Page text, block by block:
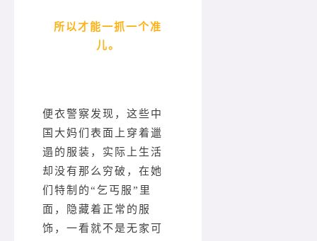
所以才能一抓一个准
儿。
便衣警察发现，这些中
国大妈们表面上穿着邋
遢的服装，实际上生活
却没有那么穷破，在她
们特制的“乞丐服”里
面，隐藏着正常的服
饰，一看就不是无家可